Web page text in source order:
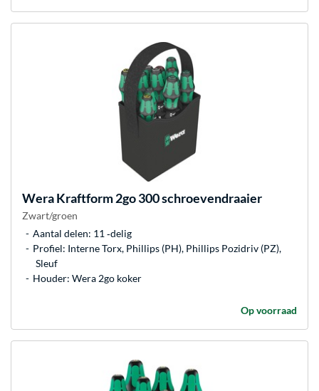
WeraKraftform 2go 300 schroevendraaier
Zwart/groen
Aantal delen: 11 ‐delig
Profiel: Interne Torx, Phillips (PH), Phillips Pozidriv (PZ),
Sleuf
Houder: Wera 2go koker
Op voorraad